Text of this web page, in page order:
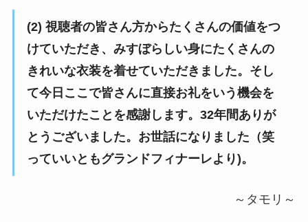
(2) 視聴者の皆さん方からたくさんの価値をつ
けていただき、みすぼらしい身にたくさんの
きれいな衣装を着せていただきました。そし
て今日ここで皆さんに直接お礼をいう機会を
いただけたことを感謝します。32年間ありが
とうございました。お世話になりました（笑
っていいともグランドフィナーレより)。
～タモリ～